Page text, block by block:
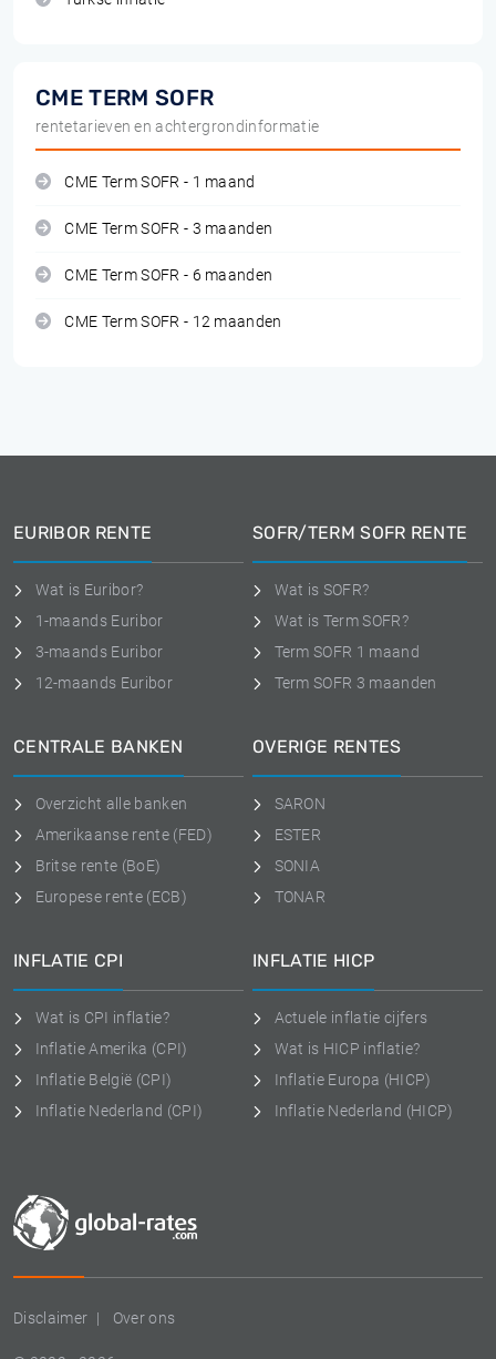
CME TERM SOFR
rentetarieven en achtergrondinformatie
CME Term SOFR - 1 maand
CME Term SOFR - 3 maanden
CME Term SOFR - 6 maanden
CME Term SOFR - 12 maanden
Disclaimer Over ons
EURIBOR RENTE
Wat is Euribor?
1-maands Euribor
3-maands Euribor
12-maands Euribor
SOFR/TERM SOFR RENTE
Wat is SOFR?
Wat is Term SOFR?
Term SOFR 1 maand
Term SOFR 3 maanden
CENTRALE BANKEN
Overzicht alle banken
Amerikaanse rente (FED)
Britse rente (BoE)
Europese rente (ECB)
OVERIGE RENTES
SARON
ESTER
SONIA
TONAR
INFLATIE CPI
Wat is CPI inflatie?
Inflatie Amerika (CPI)
Inflatie België (CPI)
Inflatie Nederland (CPI)
INFLATIE HICP
Actuele inflatie cijfers
Wat is HICP inflatie?
Inflatie Europa (HICP)
Inflatie Nederland (HICP)